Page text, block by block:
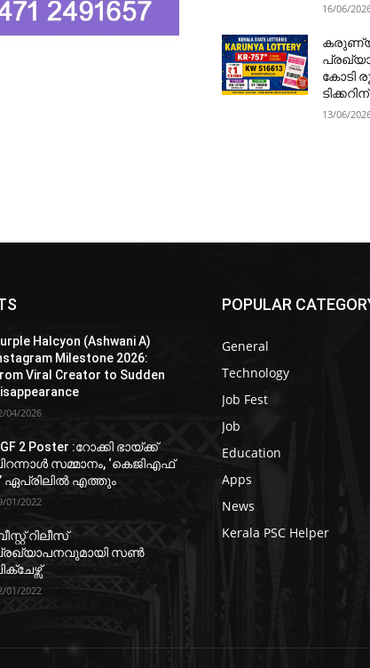
16/06/
കരുണ്യ
കോടി
ടിക്കറിന്
13/06/
Halcyon (Ashwani A)
Milestone 2026:
Viral Creator to Sudden
04/2026
2 Poster :റോക്കി ഭായ്ക്ക്
സമ്മാനം, ‘കെജിഎഫ്
ഏപ്രിലിൽ എത്തും
01/2022
റിലീസ്
സണ്‍
01/2022
POPULAR
General
Technology
Job Fest
Job
Education
Apps
News
Kerala PSC Helper